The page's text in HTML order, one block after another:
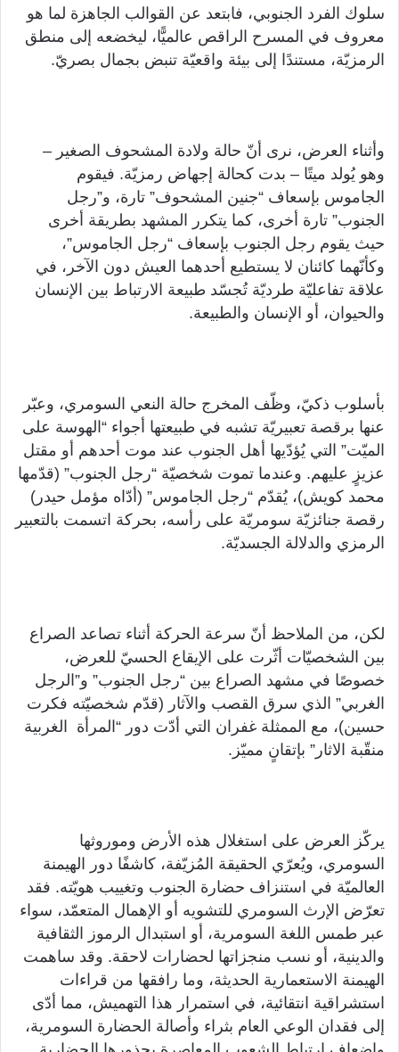
سلوك الفرد الجنوبي، فابتعد عن القوالب الجاهزة لما هو
معروف في المسرح الراقص عالميًّا، ليخضعه إلى منطق
الرمزيّة، مستندًا إلى بيئة واقعيّة تنبض بجمال بصريّ.
وأثناء العرض، نرى أنّ حالة ولادة المشحوف الصغير –
وهو يُولد ميتًا – بدت كحالة إجهاض رمزيّة. فيقوم
الجاموس بإسعاف “جنين المشحوف” تارة، و”رجل
الجنوب” تارة أخرى، كما يتكرر المشهد بطريقة أخرى
حيث يقوم رجل الجنوب بإسعاف “رجل الجاموس”،
وكأنّهما كائنان لا يستطيع أحدهما العيش دون الآخر، في
علاقة تفاعليّة طرديّة تُجسّد طبيعة الارتباط بين الإنسان
والحيوان، أو الإنسان والطبيعة.
بأسلوب ذكيّ، وظّف المخرج حالة النعي السومري، وعبّر
عنها برقصة تعبيريّة تشبه في طبيعتها أجواء “الهوسة على
الميّت” التي يُؤدّيها أهل الجنوب عند موت أحدهم أو مقتل
عزيزٍ عليهم. وعندما تموت شخصيّة “رجل الجنوب” (قدّمها
محمد كويش)، يُقدّم “رجل الجاموس” (أدّاه مؤمل حيدر)
رقصة جنائزيّة سومريّة على رأسه، بحركة اتسمت بالتعبير
الرمزي والدلالة الجسديّة.
لكن، من الملاحظ أنّ سرعة الحركة أثناء تصاعد الصراع
بين الشخصيّات أثّرت على الإيقاع الحسيّ للعرض،
خصوصًا في مشهد الصراع بين “رجل الجنوب” و”الرجل
الغربي” الذي سرق القصب والآثار (قدّم شخصيّته فكرت
حسين)، مع الممثلة غفران التي أدّت دور “المرأة الغربية
منقّبة الاثار” بإتقانٍ مميّز.
يركّز العرض على استغلال هذه الأرض وموروثها
السومري، ويُعرّي الحقيقة المُزيّفة، كاشفًا دور الهيمنة
العالميّة في استنزاف حضارة الجنوب وتغييب هويّته. فقد
تعرّض الإرث السومري للتشويه أو الإهمال المتعمّد، سواء
عبر طمس اللغة السومرية، أو استبدال الرموز الثقافية
والدينية، أو نسب منجزاتها لحضارات لاحقة. وقد ساهمت
الهيمنة الاستعمارية الحديثة، وما رافقها من قراءات
استشراقية انتقائية، في استمرار هذا التهميش، مما أدّى
إلى فقدان الوعي العام بثراء وأصالة الحضارة السومرية،